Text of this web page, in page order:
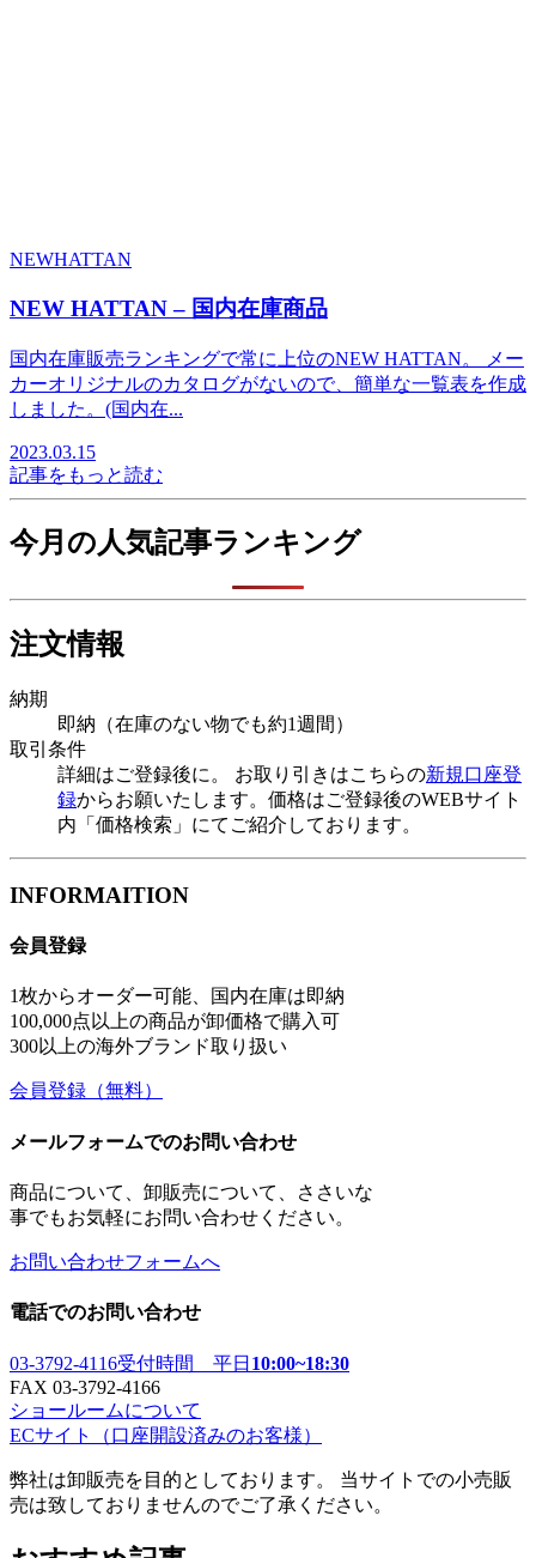
NEWHATTAN
NEW HATTAN – 国内在庫商品
国内在庫販売ランキングで常に上位のNEW HATTAN。 メー
カーオリジナルのカタログがないので、簡単な一覧表を作成
しました。(国内在...
2023.03.15
記事をもっと読む
今月の人気記事ランキング
注文情報
納期
即納（在庫のない物でも約1週間）
取引条件
詳細はご登録後に。 お取り引きはこちらの新規口座登
録からお願いたします。価格はご登録後のWEBサイト
内「価格検索」にてご紹介しております。
INFORMAITION
会員登録
1枚からオーダー可能、国内在庫は即納
100,000点以上の商品が卸価格で購入可
300以上の海外ブランド取り扱い
会員登録 （無料）
メールフォームでのお問い合わせ
商品について、卸販売について、ささいな
事でもお気軽にお問い合わせください。
お問い合わせフォームへ
電話でのお問い合わせ
03-3792-4116受付時間 平日 10:00~18:30
FAX 03-3792-4166
ショールームについて
ECサイト
（口座開設済みのお客様）
弊社は卸販売を目的としております。 当サイトでの小売販
売は致しておりませんのでご了承ください。